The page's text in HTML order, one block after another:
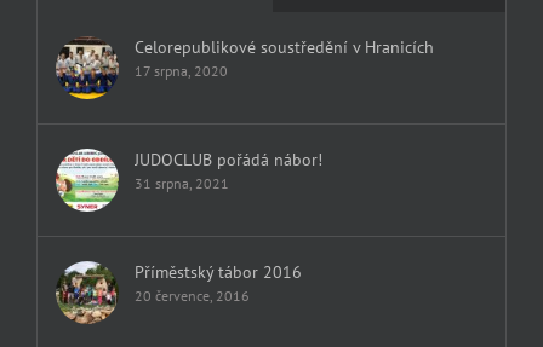
Celorepublikové soustředění v Hranicích
17 srpna, 2020
JUDOCLUB pořádá nábor!
31 srpna, 2021
Příměstský tábor 2016
20 července, 2016